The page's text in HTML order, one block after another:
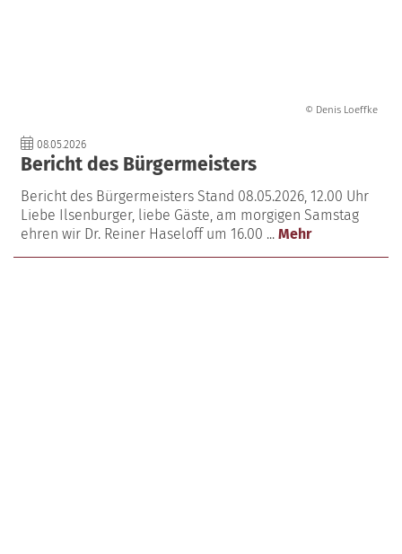
© Denis Loeffke
08.05.2026
Bericht des Bürgermeisters
Bericht des Bürgermeisters Stand 08.05.2026, 12.00 Uhr
Liebe Ilsenburger, liebe Gäste, am morgigen Samstag
ehren wir Dr. Reiner Haseloff um 16.00 ... Mehr